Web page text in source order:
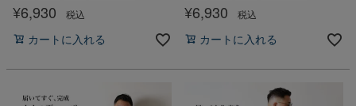
¥6,930 税込
カートに入れる
¥6,930 税込
カートに入れる